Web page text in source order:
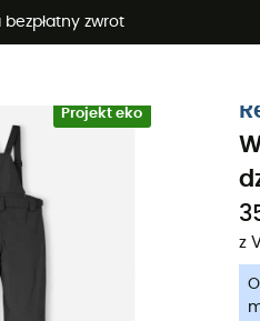
bezpłatny zwrot
zakupie 2 produktów*, kod
Projekt eko
z